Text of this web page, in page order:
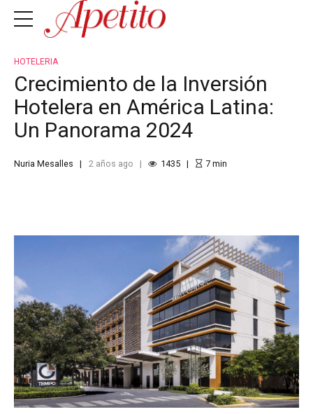
HOTELERIA
Crecimiento de la Inversión
Hotelera en América Latina:
Un Panorama 2024
Nuria Mesalles 2 años ago 1435 7min